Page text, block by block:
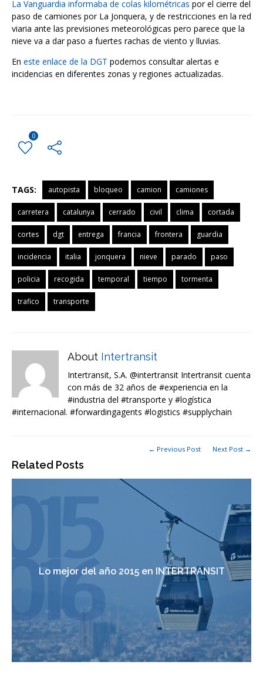
La Vanguardia informaba de colas kilométricas por el cierre del
paso de camiones por La Jonquera, y de restricciones en la red
viaria ante las previsiones meteorológicas pero parece que la
nieve va a dar paso a fuertes rachas de viento y lluvias.
En este enlace de la DGT podemos consultar alertas e
incidencias en diferentes zonas y regiones actualizadas.
0
TAGS: autopista bloqueo camion camiones
carretera catalunya cerrado civil clima cortada
cortes dgt entrega francia frontera guardia
incidencia italia jonquera nieve parado paso
policia recogida temporal tiempo tormenta
trafico transporte
About Intertransit
Intertransit, S.A. @intertransit Intertransit cuenta
con más de 32 años de #experiencia en la
#industria del #transporte y #logística
#internacional. #forwardingagents #logistics #supplychain
Related Posts
← Previous Post Next Post →
Lo mejor del año 2015 en INTERTRANSIT